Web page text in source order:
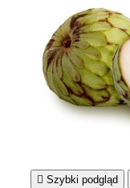
 Szybki podgląd